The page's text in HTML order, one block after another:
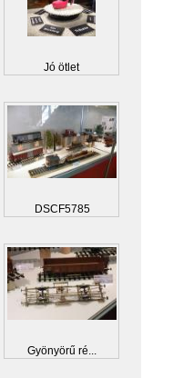
Jó ötlet
DSCF5785
Gyönyörű ré...